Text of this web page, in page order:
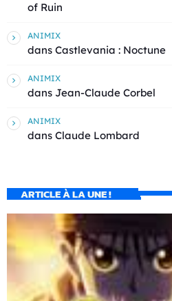
of Ruin
ANIMIX
dans Castlevania : Noctune
ANIMIX
dans Jean-Claude Corbel
ANIMIX
dans Claude Lombard
ARTICLE À LA UNE !